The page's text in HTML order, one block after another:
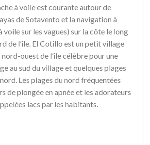
à voile est courante autour de
de Sotavento et la navigation à
voile sur les vagues) sur la côte le long
de l’île. El Cotillo est un petit village
nord-ouest de l’île célèbre pour une
au sud du village et quelques plages
Les plages du nord fréquentées
de plongée en apnée et les adorateurs
lacs par les habitants.